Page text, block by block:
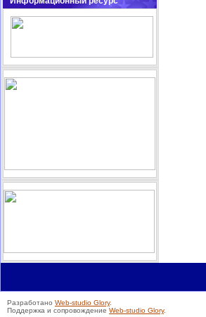
Разработано Web-studio Glory.
Поддержка и сопровождение Web-studio Glory.